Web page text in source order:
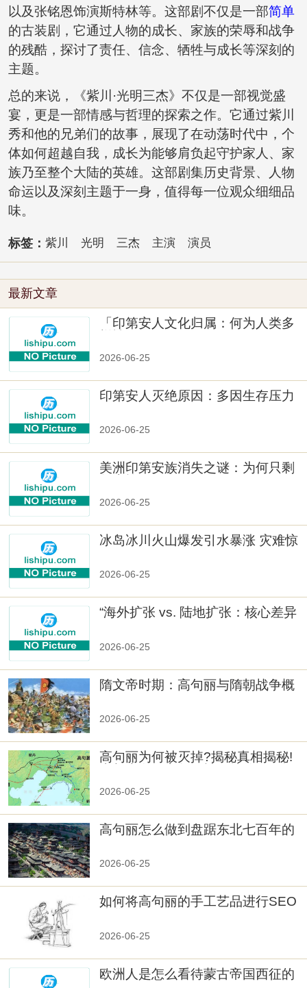
以及张铭恩饰演斯特林等。这部剧不仅是一部简单
的古装剧，它通过人物的成长、家族的荣辱和战争
的残酷，探讨了责任、信念、牺牲与成长等深刻的
主题。
总的来说，《紫川·光明三杰》不仅是一部视觉盛
宴，更是一部情感与哲理的探索之作。它通过紫川
秀和他的兄弟们的故事，展现了在动荡时代中，个
体如何超越自我，成长为能够肩负起守护家人、家
族乃至整个大陆的英雄。这部剧集历史背景、人物
命运以及深刻主题于一身，值得每一位观众细细品
味。
标签： 紫川 光明 三杰 主演 演员
最新文章
「印第安人文化归属：何为人类多
2026-06-25
印第安人灭绝原因：多因生存压力
2026-06-25
美洲印第安族消失之谜：为何只剩
2026-06-25
冰岛冰川火山爆发引水暴涨 灾难惊
2026-06-25
“海外扩张 vs. 陆地扩张：核心差异
2026-06-25
隋文帝时期：高句丽与隋朝战争概
2026-06-25
高句丽为何被灭掉?揭秘真相揭秘!
2026-06-25
高句丽怎么做到盘踞东北七百年的
2026-06-25
如何将高句丽的手工艺品进行SEO
2026-06-25
欧洲人是怎么看待蒙古帝国西征的